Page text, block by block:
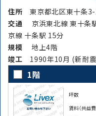
住所東京都北区東十
交通
京浜東北線 東十条
京線 十条駅 15分
規模
地上4階
竣⼯ 1990年10月 (新耐
1階
坪数
賃料（共益費